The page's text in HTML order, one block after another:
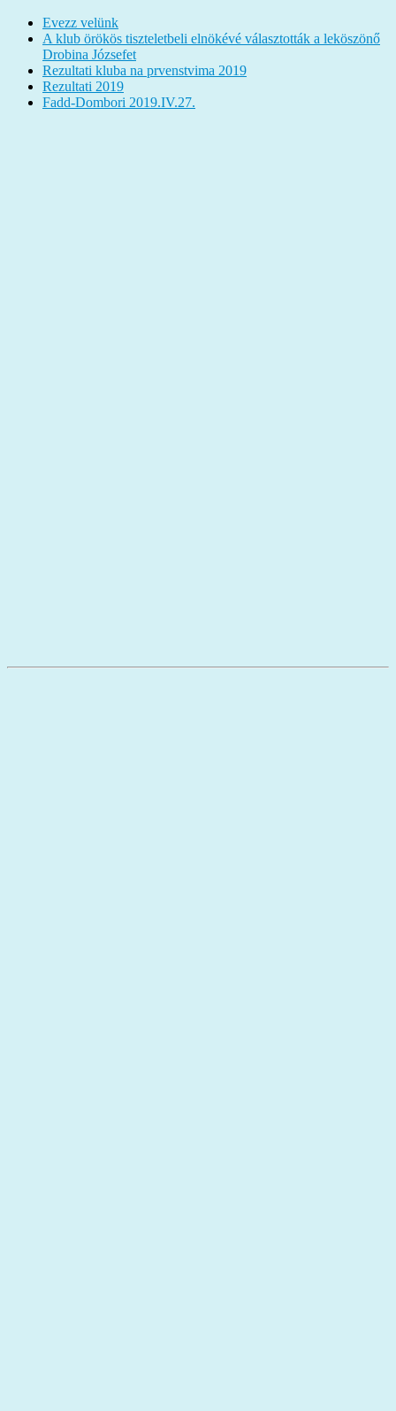
Evezz velünk
A klub örökös tiszteletbeli elnökévé választották a leköszönő
Drobina Józsefet
Rezultati kluba na prvenstvima 2019
Rezultati 2019
Fadd-Dombori 2019.IV.27.